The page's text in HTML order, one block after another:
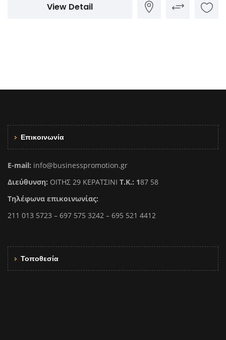
View Detail
Επικοινωνία
E-mail: info@businesspromotion.gr
Διεύθυνση: ΟΙΤΗΣ 29 ΚΕΡΑΤΣΙΝΙ Τ.Κ.: 187 58
Τηλέφωνα επικοινωνίας:
211 013 5723 – 697 575 3242 – 695 521 4412
Τοποθεσία